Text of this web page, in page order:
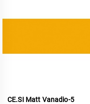
CE.SI Matt Vanadio-5